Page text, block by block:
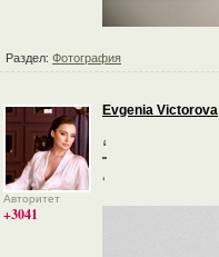
Раздел: Фотография
Авторитет
+3041
Evgenia Victorova
‘
‘